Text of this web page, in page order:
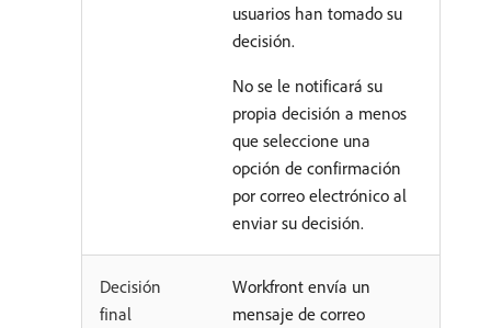
usuarios han tomado su
decisión.
No se le notificará su
propia decisión a menos
que seleccione una
opción de confirmación
por correo electrónico al
enviar su decisión.
Decisión
final
Workfront envía un
mensaje de correo